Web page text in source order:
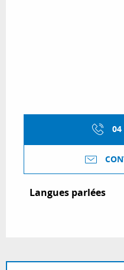
04
Langues parlées
Langues parlées